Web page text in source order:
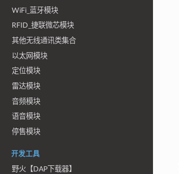
WiFi_蓝牙模块
RFID_捷联微芯模块
其他无线通讯类集合
以太网模块
定位模块
雷达模块
音频模块
语音模块
停售模块
开发工具
野火【DAP下载器】